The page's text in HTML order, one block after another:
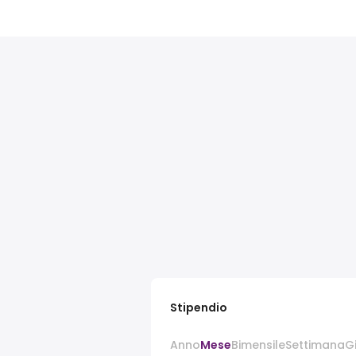
Stipendio
AnnoMeseBimensileSettimana